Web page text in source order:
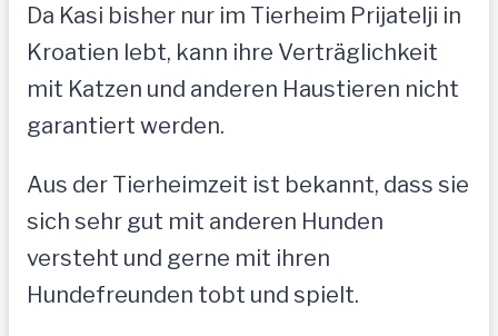
Da Kasi bisher nur im Tierheim Prijatelji in
Kroatien lebt, kann ihre Verträglichkeit
mit Katzen und anderen Haustieren nicht
garantiert werden.
Aus der Tierheimzeit ist bekannt, dass sie
sich sehr gut mit anderen Hunden
versteht und gerne mit ihren
Hundefreunden tobt und spielt.